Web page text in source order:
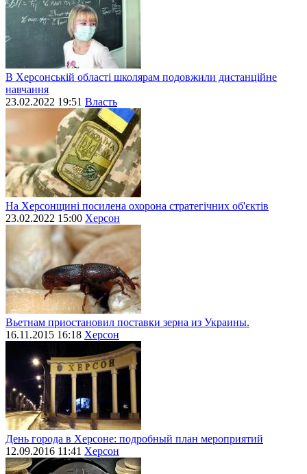
В Херсонській області школярам подовжили дистанційне
навчання
23.02.2022 19:51 Власть
На Херсонщині посилена охорона стратегічних об'єктів
23.02.2022 15:00 Херсон
Вьетнам приостановил поставки зерна из Украины.
16.11.2015 16:18 Херсон
День города в Херсоне: подробный план мероприятий
12.09.2016 11:41 Херсон